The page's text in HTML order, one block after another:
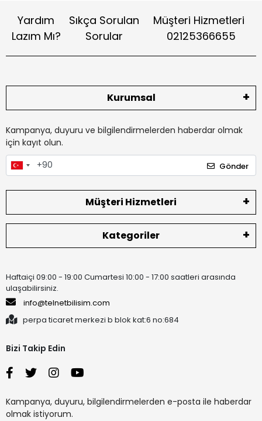
Yardım
Lazım Mı?
Sıkça Sorulan
Sorular
Müşteri Hizmetleri
02125366655
Kurumsal
Kampanya, duyuru ve bilgilendirmelerden haberdar olmak
için kayıt olun.
Gönder
Müşteri Hizmetleri
Kategoriler
Haftaiçi 09:00 - 19:00 Cumartesi 10:00 - 17:00 saatleri arasında
ulaşabilirsiniz.
info@telnetbilisim.com
perpa ticaret merkezi b blok kat:6 no:684
Bizi Takip Edin
Kampanya, duyuru, bilgilendirmelerden e-posta ile haberdar
olmak istiyorum.